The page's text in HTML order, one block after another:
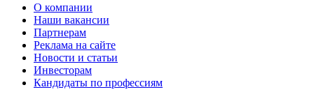
О компании
Наши вакансии
Партнерам
Реклама на сайте
Новости и статьи
Инвесторам
Кандидаты по профессиям